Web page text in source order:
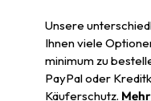
Unsere
Ihnen viele
minimum zu
PayPal oder
Käuferschutz.